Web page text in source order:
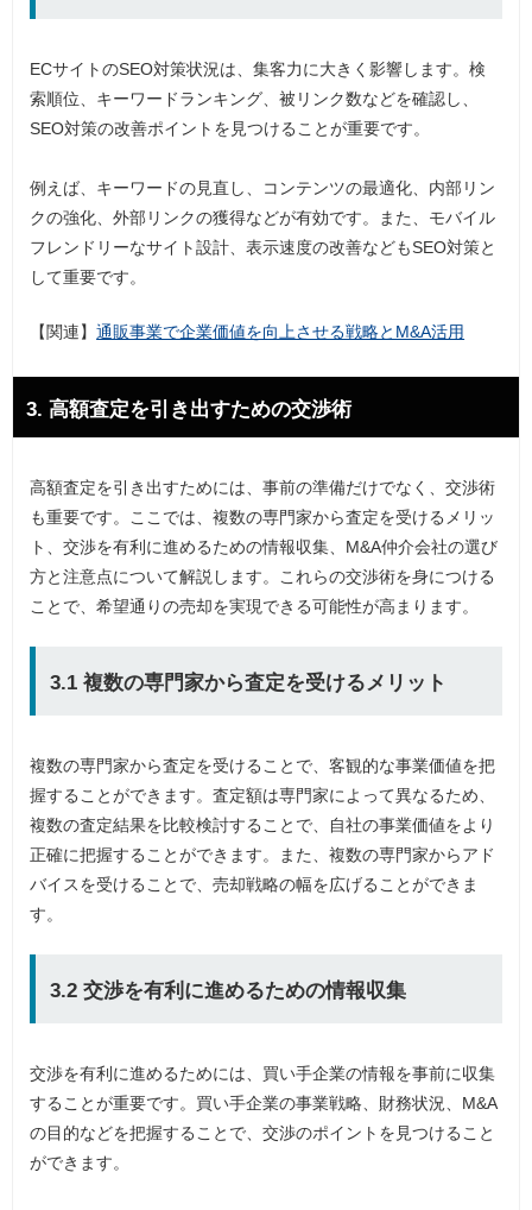
ECサイトのSEO対策状況は、集客力に大きく影響します。検
索順位、キーワードランキング、被リンク数などを確認し、
SEO対策の改善ポイントを見つけることが重要です。
例えば、キーワードの見直し、コンテンツの最適化、内部リン
クの強化、外部リンクの獲得などが有効です。また、モバイル
フレンドリーなサイト設計、表示速度の改善などもSEO対策と
して重要です。
【関連】通販事業で企業価値を向上させる戦略とM&A活用
3. 高額査定を引き出すための交渉術
高額査定を引き出すためには、事前の準備だけでなく、交渉術
も重要です。ここでは、複数の専門家から査定を受けるメリッ
ト、交渉を有利に進めるための情報収集、M&A仲介会社の選び
方と注意点について解説します。これらの交渉術を身につける
ことで、希望通りの売却を実現できる可能性が高まります。
3.1 複数の専門家から査定を受けるメリット
複数の専門家から査定を受けることで、客観的な事業価値を把
握することができます。査定額は専門家によって異なるため、
複数の査定結果を比較検討することで、自社の事業価値をより
正確に把握することができます。また、複数の専門家からアド
バイスを受けることで、売却戦略の幅を広げることができま
す。
3.2 交渉を有利に進めるための情報収集
交渉を有利に進めるためには、買い手企業の情報を事前に収集
することが重要です。買い手企業の事業戦略、財務状況、M&A
の目的などを把握することで、交渉のポイントを見つけること
ができます。